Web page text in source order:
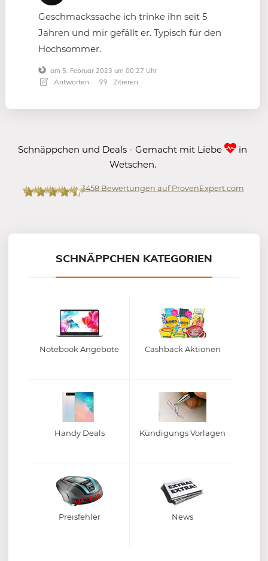
Geschmackssache ich trinke ihn seit 5
Jahren und mir gefällt er. Typisch für den
Hochsommer.
am 5. Februar 2023 um 00:27 Uhr
Antworten Zitieren
Schnäppchen und Deals - Gemacht mit Liebe
in
Wetschen.
3458Bewertungen auf ProvenExpert.com
SCHNÄPPCHEN KATEGORIEN
Notebook Angebote Cashback Aktionen
Handy Deals Kündigungs Vorlagen
Preisfehler News